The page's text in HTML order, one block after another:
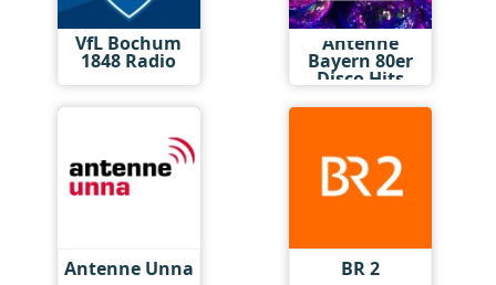
VfL Bochum
1848 Radio
Antenne
Bayern 80er
Disco Hits
Antenne Unna BR 2